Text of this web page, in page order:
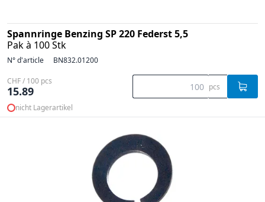
Spannringe Benzing SP 220 Federst 5,5
Pak à 100 Stk
N° d'article BN832.01200
CHF / 100 pcs
15.89 pcs
nicht Lagerartikel